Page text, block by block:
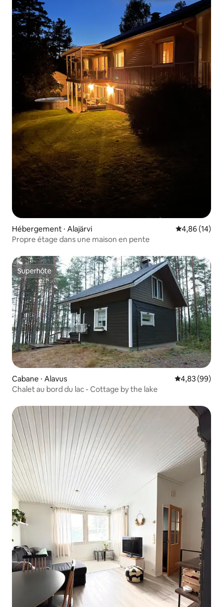
Hébergement ⋅ Alajärvi Évaluation
4,86 (14)
Propre étage dans une maison en pente
Superhôte
Superhôte
Cabane ⋅ Alavus Évaluation
4,83 (99)
Chalet au bord du lac - Cottage by the lake